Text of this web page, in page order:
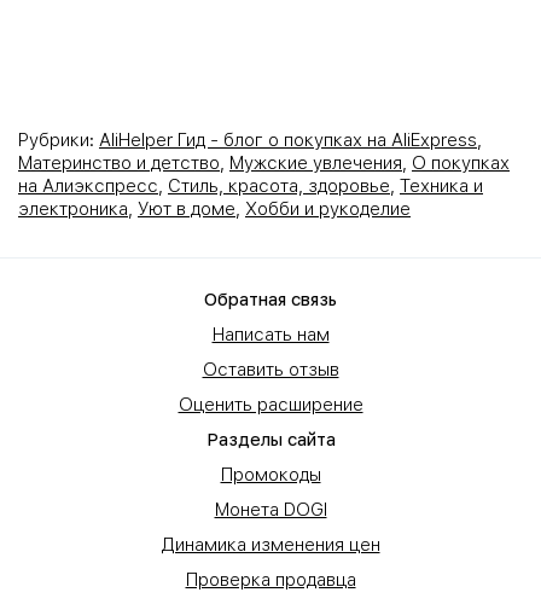
Рубрики: AliHelper Гид - блог о покупках на AliExpress,
Материнство и детство, Мужские увлечения, О покупках
на Алиэкспресс, Стиль, красота, здоровье, Техника и
электроника, Уют в доме, Хобби и рукоделие
Обратная связь
Написать нам
Оставить отзыв
Оценить расширение
Разделы сайта
Промокоды
Монета DOGI
Динамика изменения цен
Проверка продавца